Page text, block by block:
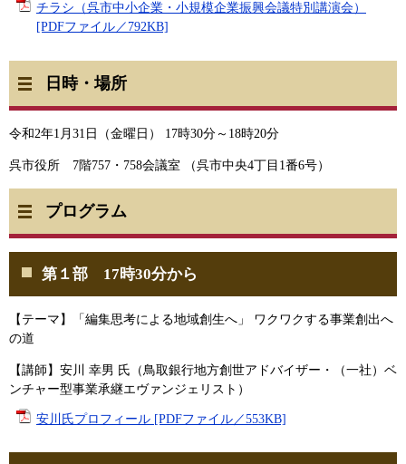
チラシ（呉市中小企業・小規模企業振興会議特別講演会）
[PDFファイル／792KB]
日時・場所
令和2年1月31日（金曜日） 17時30分～18時20分
呉市役所 7階757・758会議室 （呉市中央4丁目1番6号）
プログラム
第１部 17時30分から
【テーマ】「編集思考による地域創生へ」 ワクワクする事業創出へ
の道
【講師】安川 幸男 氏（鳥取銀行地方創世アドバイザー・（一社）ベ
ンチャー型事業承継エヴァンジェリスト）
安川氏プロフィール [PDFファイル／553KB]